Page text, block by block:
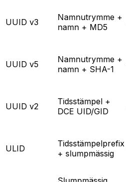
UUID v3
Namnutrymme +
namn + MD5
UUID v5
Namnutrymme +
namn + SHA-1
UUID v2
Tidsstämpel +
DCE UID/GID
ULID
Tidsstämpelprefix
+ slumpmässig